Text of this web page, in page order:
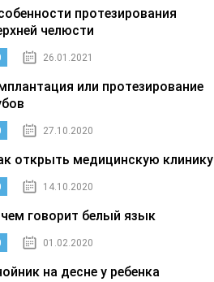
протезирования
челюсти
26.01.2021
или протезирование
27.10.2020
открыть медицинскую клинику
14.10.2020
говорит белый язык
01.02.2020
на десне у ребенка